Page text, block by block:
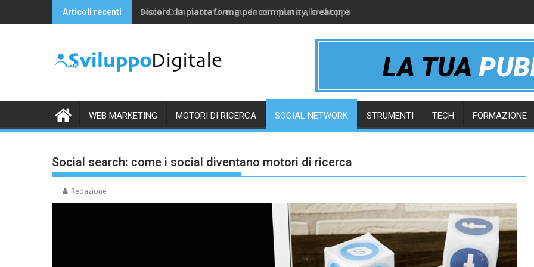
to
Articoli recenti Discord: la piattaforma per community, creator e gruppi online
WEB MARKETING MOTORI DI RICERCA SOCIAL NETWORK STRUMENTI TECH FORMAZIONE
Social search: come i social diventano motori di ricerca
Redazione